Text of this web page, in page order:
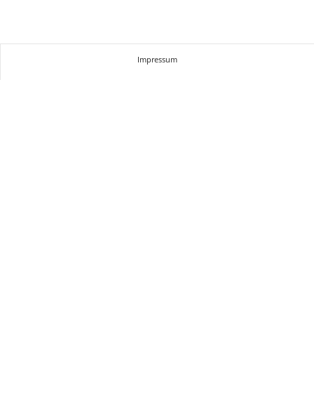
Impressum